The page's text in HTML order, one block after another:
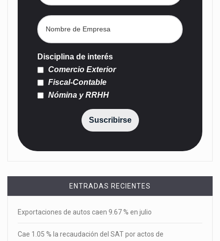
Disciplina de interés
Comercio Exterior
Fiscal-Contable
Nómina y RRHH
Suscribirse
ENTRADAS RECIENTES
Exportaciones de autos caen 9.67 % en julio
Cae 1.05 % la recaudación del SAT por actos de